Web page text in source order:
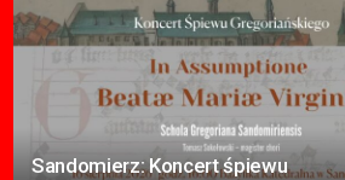
Sandomierz: Koncert śpiewu